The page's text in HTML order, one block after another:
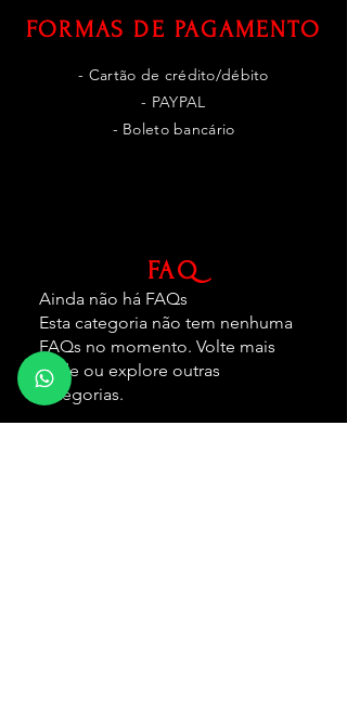
FORMAS DE PAGAMENTO
- Cartão de crédito/débito
- PAYPAL
- Boleto bancário
FAQ
Ainda não há FAQs
Esta categoria não tem nenhuma
FAQs no momento. Volte mais
tarde ou explore outras
categorias.